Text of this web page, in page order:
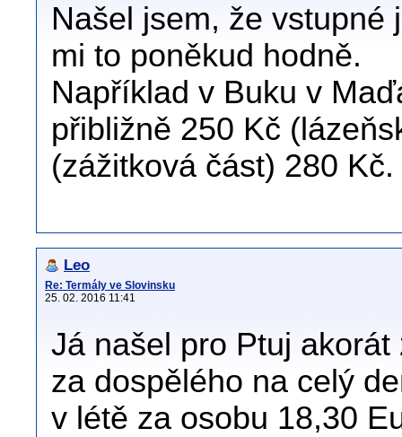
Našel jsem, že vstupné
mi to poněkud hodně.
Například v Buku v
přibližně 250 Kč
(zážitková část) 280 Kč.
Leo
Re: Termály ve Slovinsku
25. 02. 2016 11:41
Já našel pro Ptuj
za dospělého na celý
v létě za osobu 18,30